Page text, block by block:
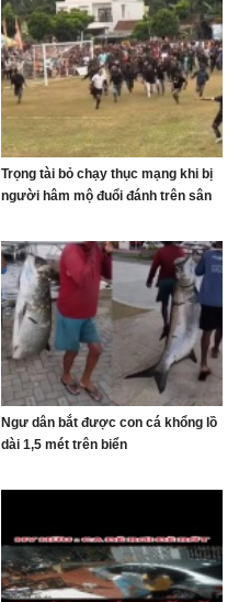
Trọng tài bỏ chạy thục mạng khi bị
người hâm mộ đuổi đánh trên sân
Ngư dân bắt được con cá khổng lồ
dài 1,5 mét trên biển